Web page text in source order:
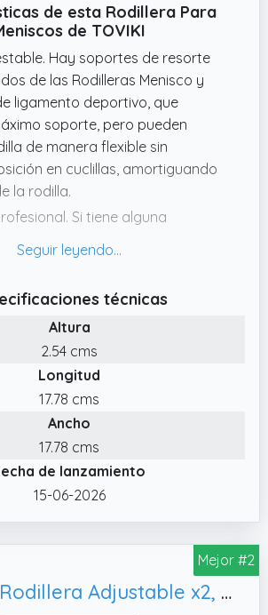
de esta Rodillera Para
de TOVIKI
Hay soportes de resorte
de las Rodilleras Menisco y
ligamento deportivo, que
soporte, pero pueden
de manera flexible sin
en cuclillas, amortiguando
la rodilla.
Si tiene alguna
responder sus dudas en
Hay dos correas ajustables,
ajustar según su comodidad
la rodilla, lo que hace que la
menos probabilidades de
el ejercicio y previene
rodilla.
aplicables. Rodillera
ajustable de velcro talla única,
aliviará en cualquier esfuerzo
puede dispersar la presión
durante el ejercicio, reducir la
técnicas
Altura
2.54 cms
Longitud
17.78 cms
Ancho
17.78 cms
de lanzamiento
15-06-2026
Mejor #2
CAMBIVO Rodillera Adjustable x2, Estabilización de la Articulación